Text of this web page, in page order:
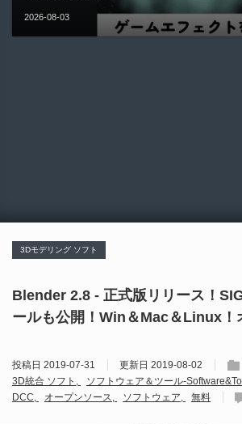
2026-08-05
2026-08-03
2026-08-03
2026-08-02
2026-08-01
3Dモデリング ソフト
Blender 2.8 - 正式版リリース！
ールも公開！Win＆Mac＆Linux！
投稿日 2019-07-31 更新日 2019-08-02
3D統合 ソフト
ソフトウェア＆ツール-
DCC
オープンソース ソフトウェア 無料